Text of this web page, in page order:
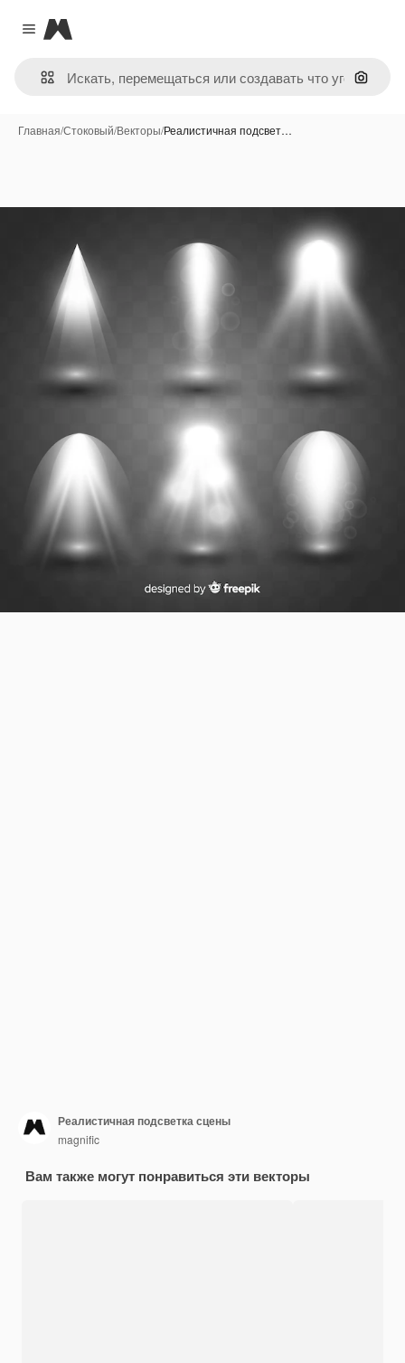
Close menu
Magnific
Поиск
Главная/Стоковый/Векторы/Реалистичная подсвет…
Реалистичная подсветка сцены
magnific
Вам также могут понравиться эти векторы